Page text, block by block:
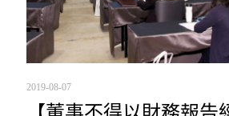
2019-08-07